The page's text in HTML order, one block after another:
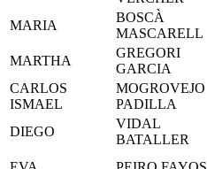
MARIA
BOSCÀ
MASCARELL
MARTHA
GREGORI
GARCIA
CARLOS
ISMAEL
MOGROVEJO
PADILLA
DIEGO
VIDAL
BATALLER